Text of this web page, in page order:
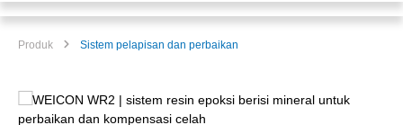
Produk Sistem pelapisan dan perbaikan
Lewati galeri gambar